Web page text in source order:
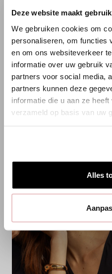
Deze website maakt
We gebruiken cookies om
personaliseren, om functies
en om ons websiteverkeer
informatie over uw gebruik
partners voor social media,
partners kunnen deze
informatie die u aan ze
verzameld op basis van uw
Alles
XXS XS S M L
HINZUFÜGEN
WILLKOMMEN BEI
ANNELOES
Es scheint, dass du uns von
Bist du am richtigen Ort?
Zur